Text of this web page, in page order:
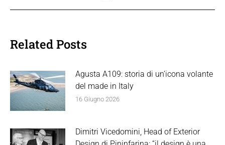
Related Posts
Agusta A109: storia di un’icona volante
del made in Italy
16 Giugno 2026
Dimitri Vicedomini, Head of Exterior